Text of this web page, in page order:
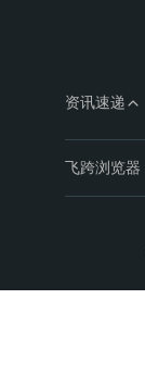
资讯速递
飞跨浏览器